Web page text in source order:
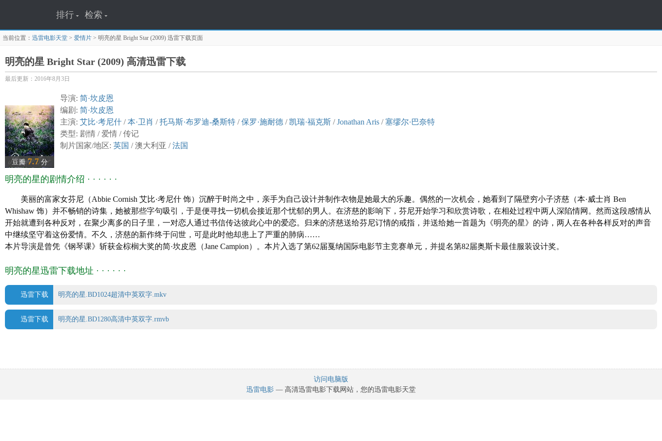
排行 检索
当前位置： 迅雷电影天堂 > 爱情片 > 明亮的星 Bright Star (2009) 迅雷下载页面
明亮的星 Bright Star (2009) 高清迅雷下载
最后更新：2016年8月3日
豆瓣 7.7分
导演: 简·坎皮恩
编剧: 简·坎皮恩
主演: 艾比·考尼什 /本·卫肖 /托马斯·布罗迪-桑斯特 /保罗·施耐德 /凯瑞·福克斯 /Jonathan Aris /塞缪尔·巴奈特
类型: 剧情 / 爱情 / 传记
制片国家/地区: 英国 / 澳大利亚 /法国
片长: 119 分钟
IMDb链接: tt0810784
明亮的星的剧情介绍 · · · · · ·
美丽的富家女芬尼（Abbie Cornish 艾比·考尼什 饰）沉醉于时尚之中，亲手为自己设计并制作衣物是她最大的乐趣。偶然的一次机会，她看到了隔壁穷小子济慈（本·威士肖 Ben
Whishaw 饰）并不畅销的诗集，她被那些字句吸引，于是便寻找一切机会接近那个忧郁的男人。在济慈的影响下，芬尼开始学习和欣赏诗歌，在相处过程中两人深陷情网。然而这段感情从
开始就遭到各种反对，在聚少离多的日子里，一对恋人通过书信传达彼此心中的爱恋。归来的济慈送给芬尼订情的戒指，并送给她一首题为《明亮的星》的诗，两人在各种各样反对的声音
中继续坚守着这份爱情。不久，济慈的新作终于问世，可是此时他却患上了严重的肺病……
本片导演是曾凭《钢琴课》斩获金棕榈大奖的简·坎皮恩（Jane Campion）。本片入选了第62届戛纳国际电影节主竞赛单元，并提名第82届奥斯卡最佳服装设计奖。
明亮的星迅雷下载地址 · · · · · ·
迅雷下载 明亮的星.BD1024超清中英双字.mkv
迅雷下载 明亮的星.BD1280高清中英双字.rmvb
访问电脑版
迅雷电影 — 高清迅雷电影下载网站，您的迅雷电影天堂